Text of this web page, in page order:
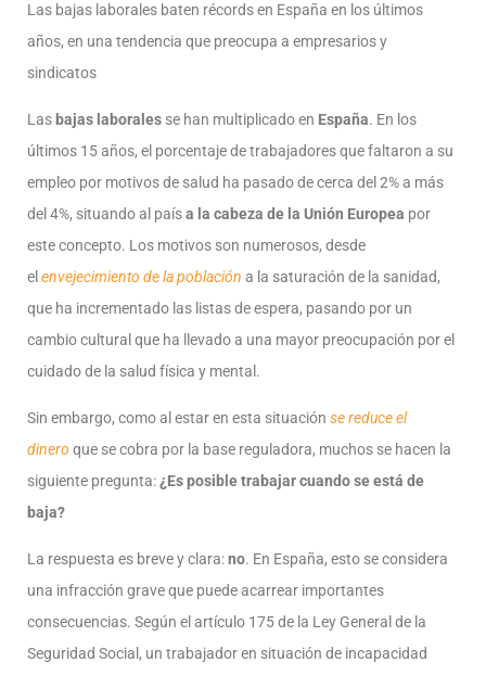
Las bajas laborales baten récords en España en los últimos
años, en una tendencia que preocupa a empresarios y
sindicatos
Las bajas laborales se han multiplicado en España. En los
últimos 15 años, el porcentaje de trabajadores que faltaron a su
empleo por motivos de salud ha pasado de cerca del 2% a más
del 4%, situando al paísa la cabeza de la Unión Europea por
este concepto. Los motivos son numerosos, desde
el envejecimiento de la población a la saturación de la sanidad,
que ha incrementado las listas de espera, pasando por un
cambio cultural que ha llevado a una mayor preocupación por el
cuidado de la salud física y mental.
Sin embargo, como al estar en esta situación se reduce el
dinero que se cobra por la base reguladora, muchos se hacen la
siguiente pregunta:¿Es posible trabajar cuando se está de
baja?
La respuesta es breve y clara:no. En España, esto se considera
una infracción grave que puede acarrear importantes
consecuencias. Según el artículo 175 de la Ley General de la
Seguridad Social, un trabajador en situación de incapacidad